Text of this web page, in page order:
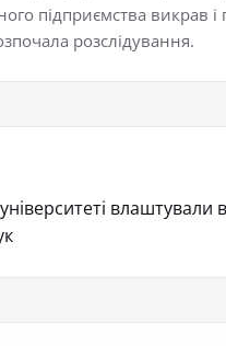
підприємства викрав
розслідування.
влаштували